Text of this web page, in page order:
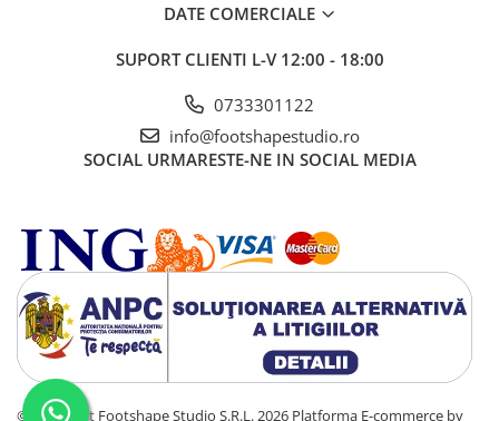
DATE COMERCIALE
SUPORT CLIENTI L-V 12:00 - 18:00
0733301122
info@footshapestudio.ro
SOCIAL URMARESTE-NE IN SOCIAL MEDIA
©Copyright Footshape Studio S.R.L. 2026 Platforma E-commerce by